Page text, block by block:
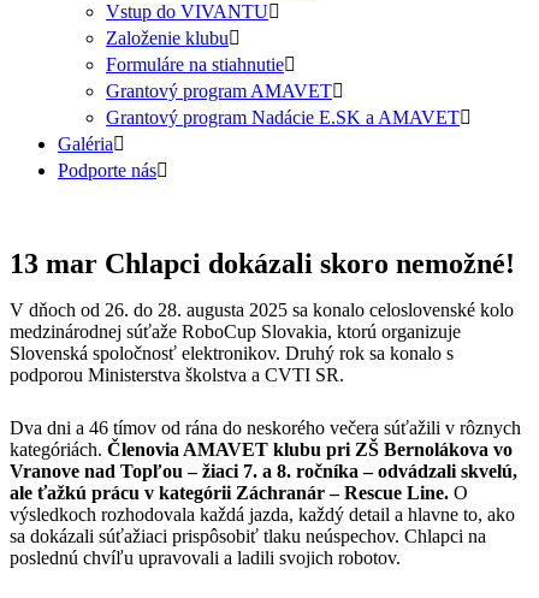
Vstup do VIVANTU
Založenie klubu
Formuláre na stiahnutie
Grantový program AMAVET
Grantový program Nadácie E.SK a AMAVET
Galéria
Podporte nás
13 mar Chlapci dokázali skoro nemožné!
V dňoch od 26. do 28. augusta 2025 sa konalo celoslovenské kolo
medzinárodnej súťaže RoboCup Slovakia, ktorú organizuje
Slovenská spoločnosť elektronikov. Druhý rok sa konalo s
podporou Ministerstva školstva a CVTI SR.
Dva dni a 46 tímov od rána do neskorého večera súťažili v rôznych
kategóriách. Členovia AMAVET klubu pri ZŠ Bernolákova vo
Vranove nad Topľou – žiaci 7. a 8. ročníka – odvádzali skvelú,
ale ťažkú prácu v kategórii Záchranár – Rescue Line. O
výsledkoch rozhodovala každá jazda, každý detail a hlavne to, ako
sa dokázali súťažiaci prispôsobiť tlaku neúspechov. Chlapci na
poslednú chvíľu upravovali a ladili svojich robotov.